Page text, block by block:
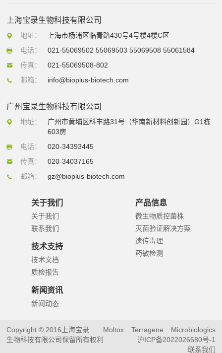
上海宝录生物科技有限公司
地址：
上海市杨浦区临青路430号4号楼4楼C区
电话：
021-55069502 55069503 55069508 55061584
传真：
021-55069508-802
邮箱：
info@bioplus-biotech.com
广州宝录生物科技有限公司
地址：
广州市黄埔区科丰路31号（华南新材料创新园）G1栋
603房
电话：
020-34393445
传真：
020-34037165
邮箱：
gz@bioplus-biotech.com
关于我们
关于我们
联系我们
技术支持
技术文档
质检报告
新闻资讯
新闻动态
产品信息
微生物质控菌株
灭菌验证解决方案
遗传毒理
药敏检测
Microbiologics
Terragene
Moltox
Copyright © 2016上海宝录
生物科技有限公司保留所有权利
沪ICP备2022026680号-1
联系我们